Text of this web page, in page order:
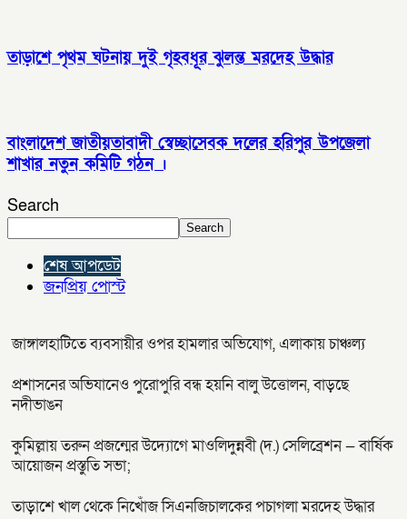
তাড়াশে পৃথম ঘটনায় দুই গৃহবধূর ঝুলন্ত মরদেহ উদ্ধার
বাংলাদেশ জাতীয়তাবাদী স্বেচ্ছাসেবক দলের হরিপুর উপজেলা
শাখার নতুন কমিটি গঠন ।
Search
Search
শেষ আপডেট
জনপ্রিয় পোস্ট
জাঙ্গালহাটিতে ব্যবসায়ীর ওপর হামলার অভিযোগ, এলাকায় চাঞ্চল্য
প্রশাসনের অভিযানেও পুরোপুরি বন্ধ হয়নি বালু উত্তোলন, বাড়ছে
নদীভাঙন
কুমিল্লায় তরুন প্রজন্মের উদ্যোগে মাওলিদুন্নবী (দ.) সেলিব্রেশন — বার্ষিক
আয়োজন প্রস্তুতি সভা;
তাড়াশে খাল থেকে নিখোঁজ সিএনজিচালকের পচাগলা মরদেহ উদ্ধার